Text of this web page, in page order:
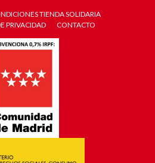
TIENDA SOLIDARIA
PRIVACIDAD CONTACTO